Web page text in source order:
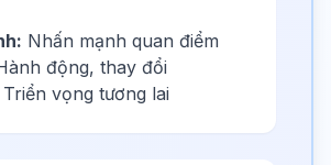
Nhấn mạnh quan điểm
động, thay đổi
Triển vọng tương lai